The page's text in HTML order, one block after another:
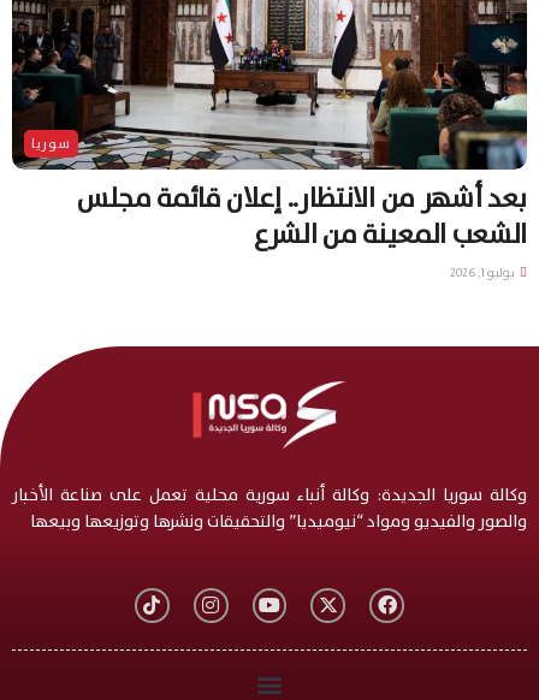
سوريا
بعد أشهر من الانتظار.. إعلان قائمة مجلس
الشعب المعينة من الشرع
يوليو 1, 2026
وكالة سوريا الجديدة: وكالة أنباء سورية محلية تعمل على صناعة الأخبار
والصور والفيديو ومواد “نيوميديا” والتحقيقات ونشرها وتوزيعها وبيعها